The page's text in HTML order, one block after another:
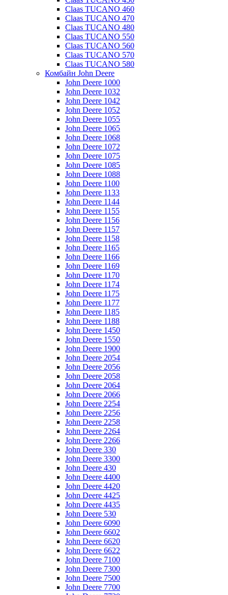
Claas TUCANO 460
Claas TUCANO 470
Claas TUCANO 480
Claas TUCANO 550
Claas TUCANO 560
Claas TUCANO 570
Claas TUCANO 580
Комбайн John Deere
John Deere 1000
John Deere 1032
John Deere 1042
John Deere 1052
John Deere 1055
John Deere 1065
John Deere 1068
John Deere 1072
John Deere 1075
John Deere 1085
John Deere 1088
John Deere 1100
John Deere 1133
John Deere 1144
John Deere 1155
John Deere 1156
John Deere 1157
John Deere 1158
John Deere 1165
John Deere 1166
John Deere 1169
John Deere 1170
John Deere 1174
John Deere 1175
John Deere 1177
John Deere 1185
John Deere 1188
John Deere 1450
John Deere 1550
John Deere 1900
John Deere 2054
John Deere 2056
John Deere 2058
John Deere 2064
John Deere 2066
John Deere 2254
John Deere 2256
John Deere 2258
John Deere 2264
John Deere 2266
John Deere 330
John Deere 3300
John Deere 430
John Deere 4400
John Deere 4420
John Deere 4425
John Deere 4435
John Deere 530
John Deere 6090
John Deere 6602
John Deere 6620
John Deere 6622
John Deere 7100
John Deere 7300
John Deere 7500
John Deere 7700